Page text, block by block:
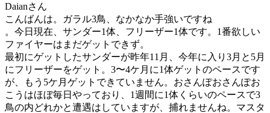
Daianさん
こんばんは。ガラル3鳥、なかなか手強いですね
。今日現在、サンダー1体、フリーザー1体です。1番欲しい
ファイヤーはまだゲットできず。
最初にゲットしたサンダーが昨年11月、今年に入り3月と5月
にフリーザーをゲット。3〜4ケ月に1体ゲットのペースです
が、もう5ケ月ゲットできていません。おさんぽおさんぽお
こうはほぼ毎日やっており、1週間に1体くらいのペースで3
鳥の内どれかと遭遇はしていますが、捕れませんね。マスタ